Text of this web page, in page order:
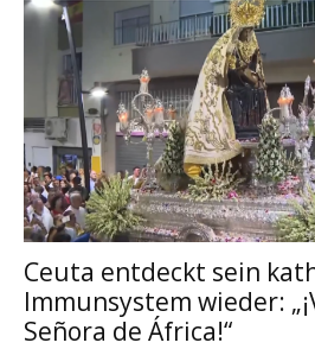
Ceuta entdeckt sein
Immunsystem wieder:
Señora de África!“